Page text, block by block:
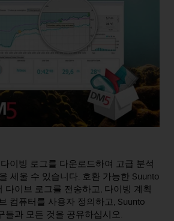
이빙 로그를 다운로드하여 고급 분석
세울 수 있습니다. 호환 가능한 Suunto
다이브 로그를 전송하고, 다이빙 계획
컴퓨터를 사용자 정의하고, Suunto
들과 모든 것을 공유하십시오.